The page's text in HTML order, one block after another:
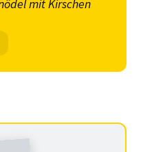
mit Kirschen